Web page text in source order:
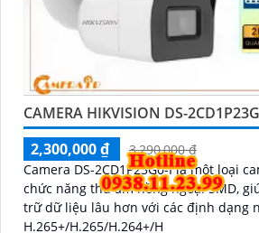
CAMERA HIKVISION DS-
2,300,000 ₫
3,290,000 ₫
Camera DS-2CD1P23G0-I là một loại
chức năng thu âm hồng ngoại SMD,
trữ dữ liệu lâu hơn với các định dạng
H.265+/H.265/H.264+/H